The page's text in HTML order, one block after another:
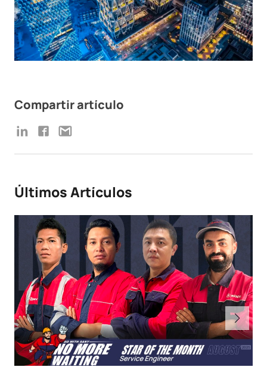
Compartir artículo
Últimos Artículos